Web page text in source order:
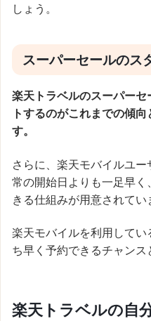
しょう。
スーパーセールのス
楽天トラベルのスーパー
トするのがこれまでの傾
す。
さらに、楽天モバイルユ
常の開始日よりも一足早
きる仕組みが用意されてい
楽天モバイルを利用して
ち早く予約できるチャンス
楽天トラベルの自分に合ったクーポン